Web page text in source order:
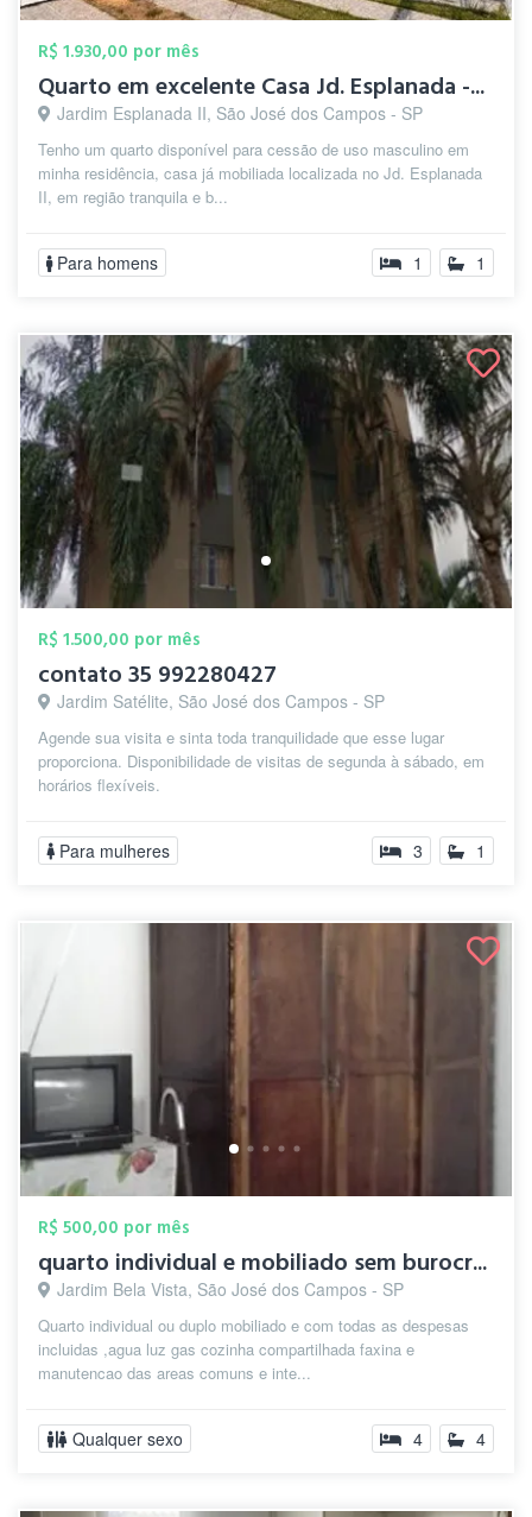
R$ 1.930,00 por mês
Quarto em excelente Casa Jd. Esplanada -...
Jardim Esplanada II, São José dos Campos - SP
Tenho um quarto disponível para cessão de uso masculino em
minha residência, casa já mobiliada localizada no Jd. Esplanada
II, em região tranquila e b...
Para homens 1 1
R$ 1.500,00 por mês
contato 35 992280427
Jardim Satélite, São José dos Campos - SP
Agende sua visita e sinta toda tranquilidade que esse lugar
proporciona. Disponibilidade de visitas de segunda à sábado, em
horários flexíveis.
Para mulheres 3 1
R$ 500,00 por mês
quarto individual e mobiliado sem burocr...
Jardim Bela Vista, São José dos Campos - SP
Quarto individual ou duplo mobiliado e com todas as despesas
incluidas ,agua luz gas cozinha compartilhada faxina e
manutencao das areas comuns e inte...
Qualquer sexo 4 4